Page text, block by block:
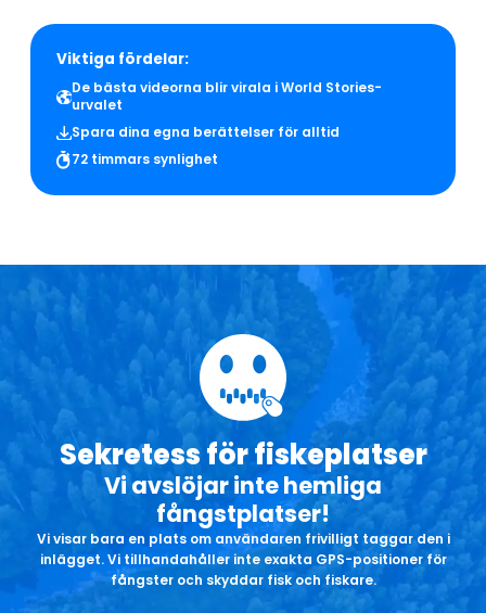
Viktiga fördelar:
De bästa videorna blir virala i World Stories-
urvalet
Spara dina egna berättelser för alltid
72 timmars synlighet
Sekretess för fiskeplatser
Vi avslöjar inte hemliga
fångstplatser!
Vi visar bara en plats om användaren frivilligt taggar den i
inlägget. Vi tillhandahåller inte exakta GPS-positioner för
fångster och skyddar fisk och fiskare.